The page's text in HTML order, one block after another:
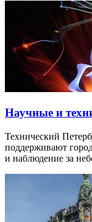
Научные и
Технический
поддерживают
и наблюдение за